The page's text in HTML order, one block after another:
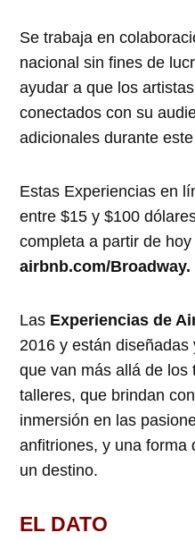
Se trabaja en
nacional sin fines de
ayudar a que los
conectados con su
adicionales durante
Estas Experiencias en
entre $15 y $100
completa a partir de hoy
airbnb.com/Broadway.
Las Experiencias de
2016 y están
que van más allá de los
talleres, que brindan
inmersión en las
anfitriones, y una forma
un destino.
EL DATO